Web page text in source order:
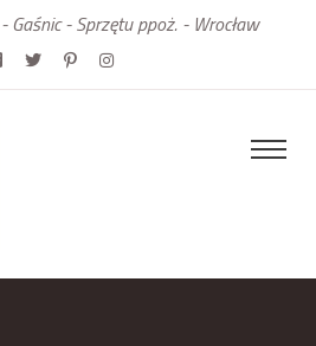
- Sprzętu ppoż. - Wrocław